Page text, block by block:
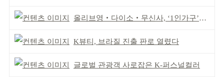
올리브영‧다이소‧무신사, ‘1인가구’가 이끈다
K뷰티, 브라질 진출 판로 열렸다
글로벌 관광객 사로잡은 K-퍼스널컬러